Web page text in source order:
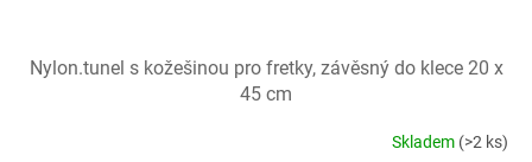
Nylon.tunel s kožešinou pro fretky, závěsný do klece 20 x
45 cm
Skladem (>2 ks)